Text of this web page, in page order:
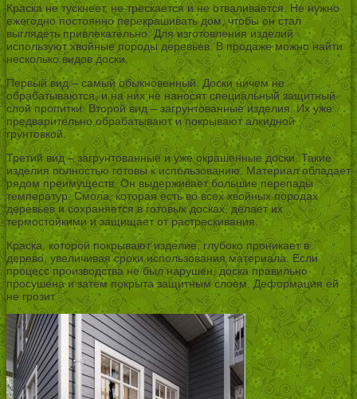
Краска не тускнеет, не трескается и не отваливается. Не нужно
ежегодно постоянно перекрашивать дом, чтобы он стал
выглядеть привлекательно. Для изготовления изделий
используют хвойные породы деревьев. В продаже можно найти
несколько видов доски.
Первый вид – самый обыкновенный. Доски ничем не
обрабатываются, и на них не наносят специальный защитный
слой пропитки. Второй вид – загрунтованные изделия. Их уже
предварительно обрабатывают и покрывают алкидной
грунтовкой.
Третий вид – загрунтованные и уже окрашенные доски. Такие
изделия полностью готовы к использованию. Материал обладает
рядом преимуществ. Он выдерживает большие перепады
температур. Смола, которая есть во всех хвойных породах
деревьев и сохраняется в готовых досках, делает их
термостойкими и защищает от растрескивания.
Краска, которой покрывают изделие, глубоко проникает в
дерево, увеличивая сроки использования материала. Если
процесс производства не был нарушен, доска правильно
просушена и затем покрыта защитным слоем. Деформация ей
не грозит.